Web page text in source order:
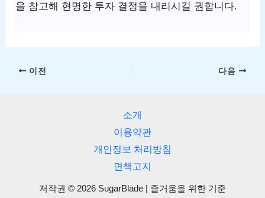
을 참고해 현명한 투자 결정을 내리시길 권합니다.
이전 다음
소개
이용약관
개인정보 처리방침
면책고지
저작권 © 2026 SugarBlade | 즐거움을 위한 기준